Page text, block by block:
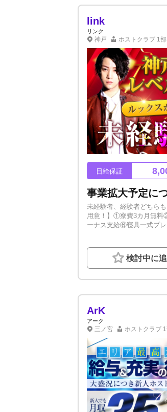
link
リンク
神戸 ホストクラブ 1部
日給保証
未経験者、経験者どち
用意！】①寮費3カ月無料
ーナス支給⑥寝具一式
ノウハウを学べるので、
ます。この業界では売れ
思います。ルックスに自
は何を目指したいか、何
ーーーーーーーーーーー
検討中に
ArK
アーク
三ノ宮 ホストクラブ